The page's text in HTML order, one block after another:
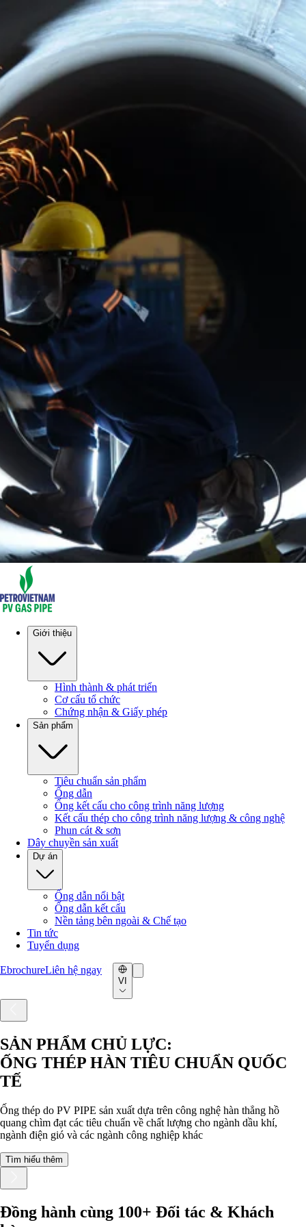
Giới thiệu
Hình thành & phát triển
Cơ cấu tổ chức
Chứng nhận & Giấy phép
Sản phẩm
Tiêu chuẩn sản phẩm
Ống dẫn
Ống kết cấu cho công trình năng lượng
Kết cấu thép cho công trình năng lượng & công nghệ
Phun cát & sơn
Dây chuyền sản xuất
Dự án
Ống dẫn nổi bật
Ống dẫn kết cấu
Nền tảng bên ngoài & Chế tạo
Tin tức
Tuyển dụng
EbrochureLiên hệ ngay
VI
SẢN PHẨM CHỦ LỰC:
ỐNG THÉP HÀN TIÊU CHUẨN QUỐC
TẾ
Ống thép do PV PIPE sản xuất dựa trên công nghệ hàn thẳng hồ
quang chìm đạt các tiêu chuẩn về chất lượng cho ngành dầu khí,
ngành điện gió và các ngành công nghiệp khác
Tìm hiểu thêm
Đồng hành cùng 100+ Đối tác & Khách